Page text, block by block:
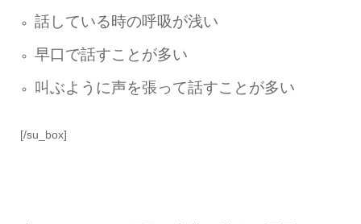
話している時の呼吸が浅い
早口で話すことが多い
叫ぶように声を張って話すことが多い
[/su_box]